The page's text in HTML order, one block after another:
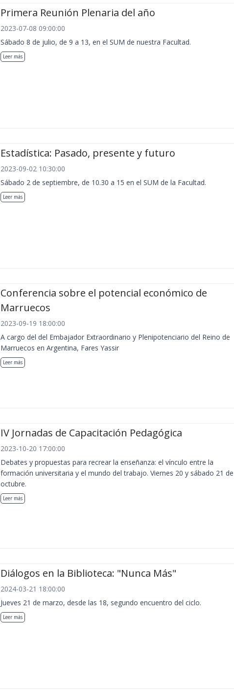
Primera Reunión Plenaria del año
2023-07-08 09:00:00
Sábado 8 de julio, de 9 a 13, en el SUM de nuestra Facultad.
Leer más
Estadística: Pasado, presente y futuro
2023-09-02 10:30:00
Sábado 2 de septiembre, de 10.30 a 15 en el SUM de la Facultad.
Leer más
Conferencia sobre el potencial económico de
Marruecos
2023-09-19 18:00:00
A cargo del del Embajador Extraordinario y Plenipotenciario del Reino de
Marruecos en Argentina, Fares Yassir
Leer más
IV Jornadas de Capacitación Pedagógica
2023-10-20 17:00:00
Debates y propuestas para recrear la enseñanza: el vínculo entre la
formación universitaria y el mundo del trabajo. Viernes 20 y sábado 21 de
octubre.
Leer más
Diálogos en la Biblioteca: "Nunca Más"
2024-03-21 18:00:00
Jueves 21 de marzo, desde las 18, segundo encuentro del ciclo.
Leer más